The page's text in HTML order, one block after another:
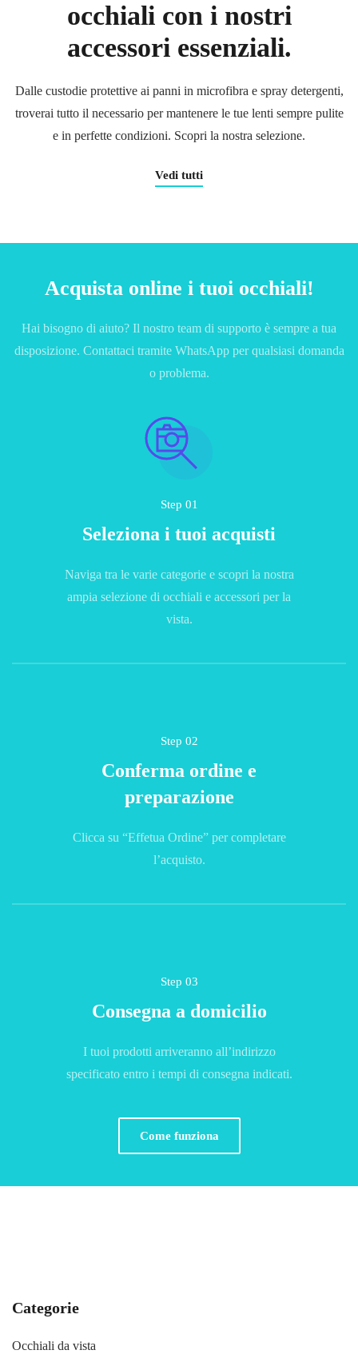
occhiali con i nostri
accessori essenziali.
Dalle custodie protettive ai panni in microfibra e spray detergenti,
troverai tutto il necessario per mantenere le tue lenti sempre pulite
e in perfette condizioni. Scopri la nostra selezione.
Vedi tutti
Acquista online i tuoi occhiali!
Hai bisogno di aiuto? Il nostro team di supporto è sempre a tua
disposizione. Contattaci tramite WhatsApp per qualsiasi domanda
o problema.
Step 01
Seleziona i tuoi acquisti
Naviga tra le varie categorie e scopri la nostra
ampia selezione di occhiali e accessori per la
vista.
Step 02
Conferma ordine e
preparazione
Clicca su “Effetua Ordine” per completare
l’acquisto.
Step 03
Consegna a domicilio
I tuoi prodotti arriveranno all’indirizzo
specificato entro i tempi di consegna indicati.
Come funziona
Categorie
Occhiali da vista